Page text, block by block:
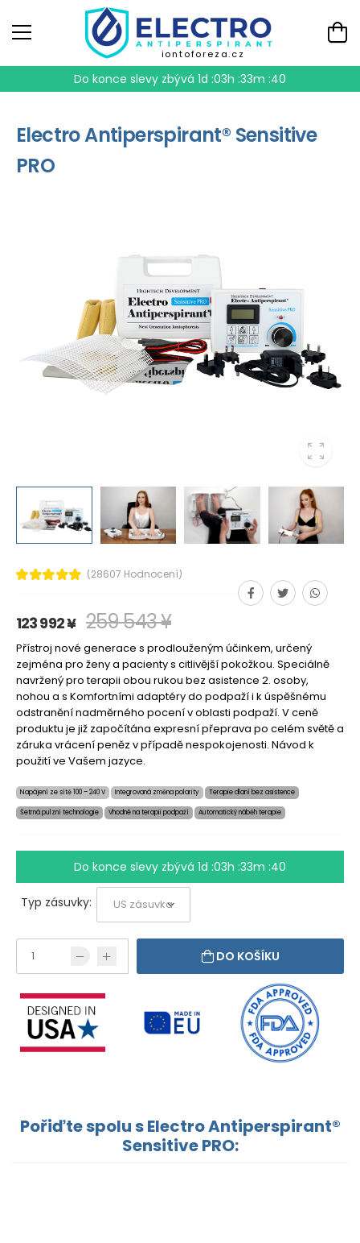
iontoforeza.cz
Do konce slevy zbývá1d :03h :33m :39
Electro Antiperspirant® Sensitive
PRO
(28607 Hodnocení)
123 992 ¥ 259 543 ¥
Přístroj nové generace s prodlouženým účinkem, určený
zejména pro ženy a pacienty s citlivější pokožkou. Speciálně
navržený pro terapii obou rukou bez asistence 2. osoby,
nohou a s Komfortními adaptéry do podpaží i k úspěšnému
odstranění nadměrného pocení v oblasti podpaží. V ceně
produktu je již započítána expresní přeprava po celém světě a
záruka vrácení peněz v případě nespokojenosti. Návod k
použití ve Vašem jazyce.
Napájení ze sítě 100 – 240 V Integrovaná změna polarity Terapie dlaní bez asistence
Šetrná pulzní technologie Vhodné na terapii podpaží Automatický náběh terapie
Do konce slevy zbývá1d :03h :33m :39
Typ zásuvky:
DO KOŠÍKU
Pořiďte spolu s Electro Antiperspirant®
Sensitive PRO: